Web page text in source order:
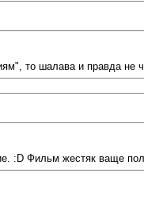
то шалава и правда не
:D Фильм жестяк ваще